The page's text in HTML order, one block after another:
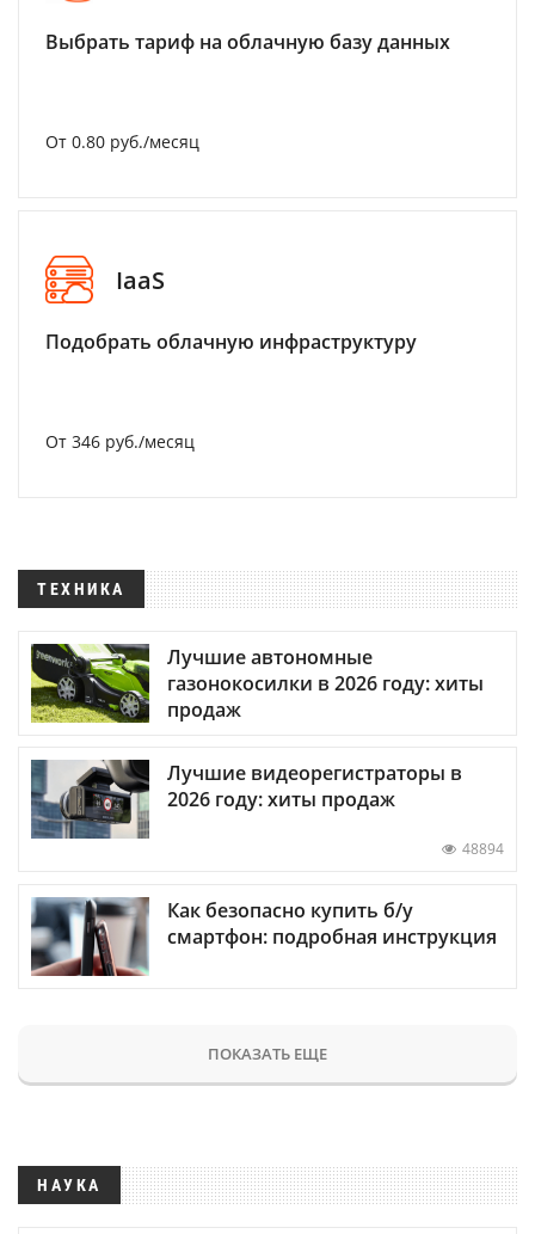
Выбрать тариф на облачную базу данных
От 0.80 руб./месяц
IaaS
Подобрать облачную инфраструктуру
От 346 руб./месяц
ТЕХНИКА
Лучшие автономные
газонокосилки в 2026 году: хиты
продаж
Лучшие видеорегистраторы в
2026 году: хиты продаж
48894
Как безопасно купить б/у
смартфон: подробная инструкция
ПОКАЗАТЬ ЕЩЕ
НАУКА